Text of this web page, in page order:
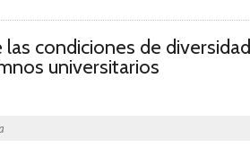
condiciones de
universitarios